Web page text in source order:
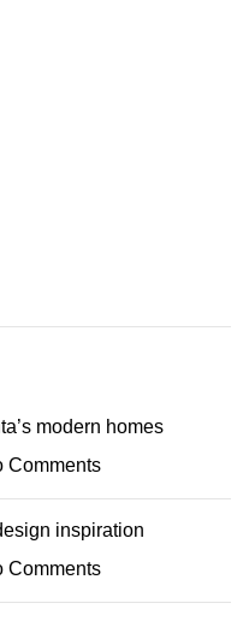
modern homes
Comments
inspiration
Comments